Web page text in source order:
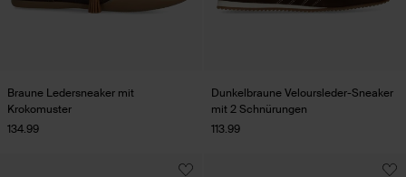
Braune Ledersneaker mit
Krokomuster
134.99
Dunkelbraune Veloursleder-Sneaker
mit 2 Schnürungen
113.99